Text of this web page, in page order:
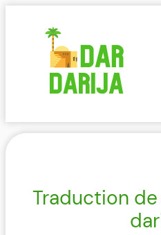
Traduction